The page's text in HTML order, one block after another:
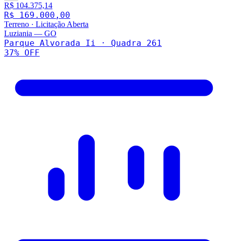
R$ 104.375,14
R$ 169.000,00
Terreno · Licitação Aberta
Luziania — GO
Parque Alvorada Ii · Quadra 261
37% OFF